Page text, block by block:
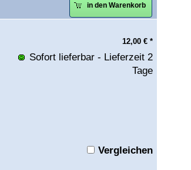
in den Warenkorb
12,00 € *
Sofort lieferbar - Lieferzeit 2
Tage
Vergleichen